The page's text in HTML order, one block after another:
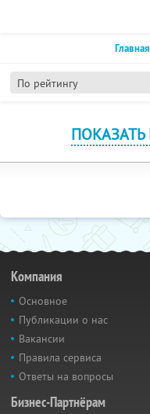
По рейтингу
Главная
Компания
Основное
Публикации о нас
Вакансии
Правила сервиса
Ответы на вопросы
Бизнес-Партнёрам